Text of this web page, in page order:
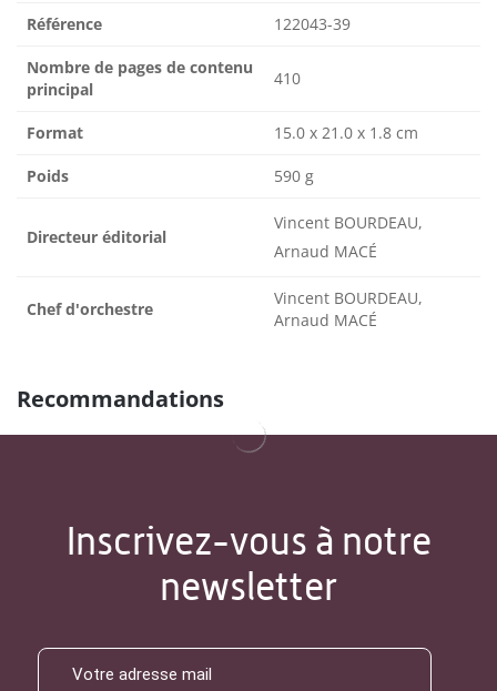
Référence 122043-39
Nombre de pages de contenu
principal
410
Format 15.0 x 21.0 x 1.8 cm
Poids 590 g
Directeur éditorial
Vincent BOURDEAU,
Arnaud MACÉ
Chef d'orchestre
Vincent BOURDEAU,
Arnaud MACÉ
Recommandations
Inscrivez-vous à notre
newsletter